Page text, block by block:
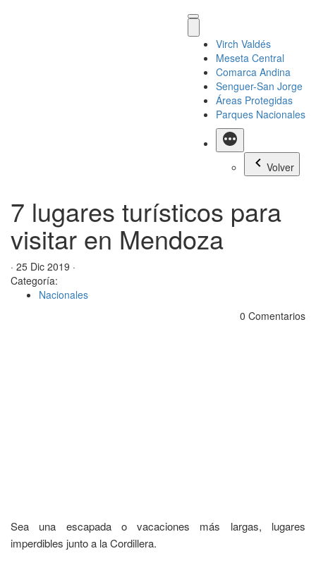
Virch Valdés
Meseta Central
Comarca Andina
Senguer-San Jorge
Áreas Protegidas
Parques Nacionales
Más
Volver
7 lugares turísticos para
visitar en Mendoza
· 25 Dic 2019 ·
Categoría:
Nacionales
0 Comentarios
Sea una escapada o vacaciones más largas, lugares
imperdibles junto a la Cordillera.